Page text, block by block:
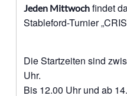
Jeden Mittwochfindet
Stableford-Turnier
Die Startzeiten sind
Uhr.
Bis 12.00 Uhr und ab